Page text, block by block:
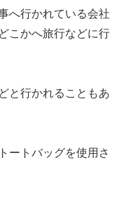
へ行かれている会社
こかへ旅行などに行
と行かれることもあ
ートバッグを使用さ